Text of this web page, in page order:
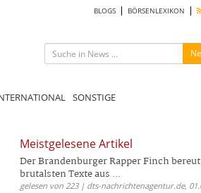
BLOGS BÖRSENLEXIKON
SONSTIGE
Meistgelesene Artikel
Der Brandenburger Rapper Finch
brutalsten Texte aus ...
gelesen von 223 | dts-nachrichtenagentur.de,